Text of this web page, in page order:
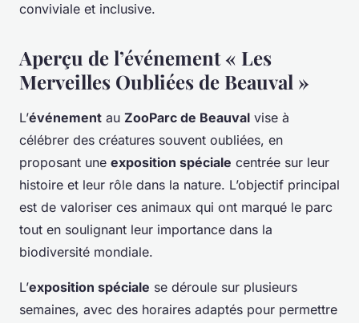
conviviale et inclusive.
Aperçu de l’événement « Les
Merveilles Oubliées de Beauval »
L’événement au ZooParc de Beauval vise à
célébrer des créatures souvent oubliées, en
proposant une exposition spéciale centrée sur leur
histoire et leur rôle dans la nature. L’objectif principal
est de valoriser ces animaux qui ont marqué le parc
tout en soulignant leur importance dans la
biodiversité mondiale.
L’exposition spéciale se déroule sur plusieurs
semaines, avec des horaires adaptés pour permettre